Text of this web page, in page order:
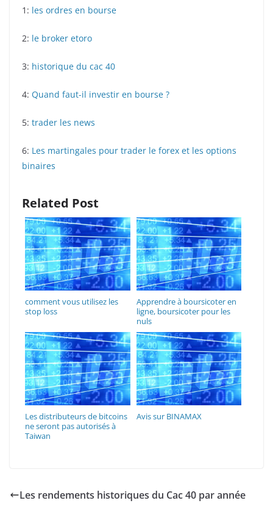
1: les ordres en bourse
2: le broker etoro
3: historique du cac 40
4: Quand faut-il investir en bourse ?
5: trader les news
6: Les martingales pour trader le forex et les options
binaires
Related Post
comment vous utilisez les
stop loss
Apprendre à boursicoter en
ligne, boursicoter pour les
nuls
Les distributeurs de bitcoins
ne seront pas autorisés à
Taiwan
Avis sur BINAMAX
Les rendements historiques du Cac 40 par année